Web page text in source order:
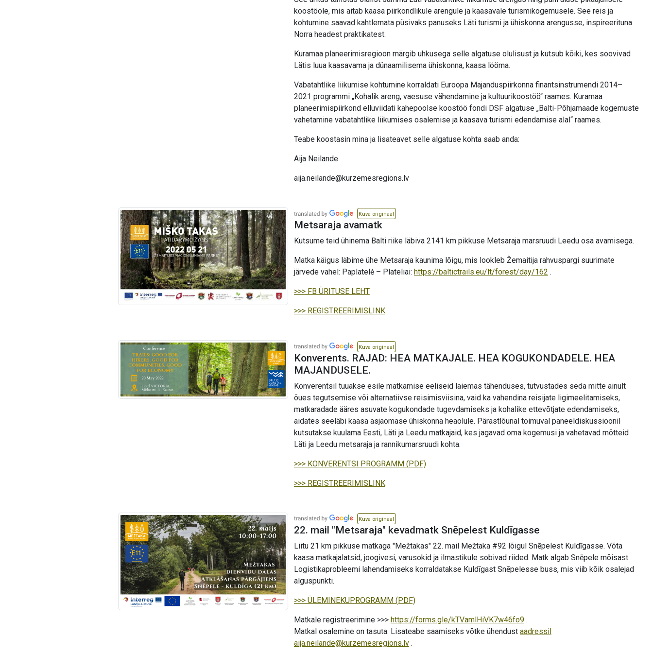
un saņēmām ne pārāk iepriecinošu ziņu -
laipas un sauļošanās platformas vairs
nav. 😬Ko nu? Sēdāmies auto un braucām
meklēt. ✅Sākām ar Klapkalnciema
sauļošanās platforma. Tur, par laimi, viss
salīdzinoši mierīgi -platforma ir izcilāta,
bet joprojām savā vietā. Tik vien darba,
Klapkalnciema pavērāmies Ragaciema
virzienā un tālumā pamanījām kaut ko
līdzīgu mūsu Apšuciema labiekārtojuma
konstrukcijām. Devāmies tuvāk, un
patiesi - atradām pusi no sauļošanās
te nu mūsu veiksme turpinājās - tālumā
tuvojas prāvs Jūrtakas gājēju pulciņš.
pa ceļam nav redzējuši mūsu laipas
manīts, un uzzinājām arī to, ka šodien viņi
ceļu mērojuši no Ragaciema. Tātad
mums bija skaidrs - šajā virzienā doties
tālāk nav vērts, jo krasta posms jau ir
apsekots. Tālāk devāmies Apšuciema
virzienā un vienu pēc otras atradām arī
pārējās laipas daļas un iztrūkstošo
sauļošanās platformas pusi. Tā,
aizsoļojot līdz Apšuciemam, bijām
atraduši abas sauļošanās platformas
daļas un 8 no 10 laipas posmiem. ✅ 🫶🏻
Jūra tomēr šodien bijusi mums vēlīga.
un arī visiem pārējiem pludmales
apmeklētājiem, kuri to jau bija paspējuši
iemīļot. Pievienojam vietas, kur pašlaik
atrodas atrastās labiekārtojuma daļas -
https://ej.uz/apsuciema_laipa ‼️Lūdzam
tās saudzēt un nepārvietot, līdz varēsim
tās aizvest un uzstādīt atpakaļ
Apšuciema pludmalē. Un, ja nu redzat, ka
jūrā vēl viļņojas atlikušās 2 laipas daļas,
lūdzu, velciet tās krastā un ziņojiet
mums, kur tās atrastas, lai varam tās
atgūt. 🙏 Kā arī aicinām pieteikties, ja
laipu nogādāt atpakaļ un atkal uzstādīt
koostööle, mis aitab kaasa piirkondlikule arengule ja kaasavale turismikogemusele. See reis ja
kohtumine saavad kahtlemata püsivaks panuseks Läti turismi ja ühiskonna arengusse, inspireerituna
Norra headest praktikatest.
Kuramaa planeerimisregioon märgib uhkusega selle algatuse olulisust ja kutsub kõiki, kes soovivad
Lätis luua kaasavama ja dünaamilisema ühiskonna, kaasa lööma.
Vabatahtlike liikumise kohtumine korraldati Euroopa Majanduspiirkonna finantsinstrumendi 2014–
2021 programmi „Kohalik areng, vaesuse vähendamine ja kultuurikoostöö“ raames. Kuramaa
planeerimispiirkond elluviidati kahepoolse koostöö fondi DSF algatuse „Balti-Põhjamaade kogemuste
vahetamine vabatahtlike liikumises osalemise ja kaasava turismi edendamise alal“ raames.
Teabe koostasin mina ja lisateavet selle algatuse kohta saab anda:
Aija Neilande
aija.neilande@kurzemesregions.lv
Kuva originaal
Metsaraja avamatk
Kutsume teid ühinema Balti riike läbiva 2141 km pikkuse Metsaraja marsruudi Leedu osa avamisega.
Matka käigus läbime ühe Metsaraja kaunima lõigu, mis lookleb Žemaitija rahvuspargi suurimate
järvede vahel: Paplatelė – Plateliai: https://baltictrails.eu/lt/forest/day/162 .
>>> FB ÜRITUSE LEHT
>>> REGISTREERIMISLINK
Kuva originaal
Konverents. RAJAD: HEA MATKAJALE. HEA KOGUKONDADELE. HEA
MAJANDUSELE.
Konverentsil tuuakse esile matkamise eeliseid laiemas tähenduses, tutvustades seda mitte ainult
õues tegutsemise või alternatiivse reisimisviisina, vaid ka vahendina reisijate ligimeelitamiseks,
matkaradade ääres asuvate kogukondade tugevdamiseks ja kohalike ettevõtjate edendamiseks,
aidates seeläbi kaasa asjaomase ühiskonna heaolule. Pärastlõunal toimuval paneeldiskussioonil
kutsutakse kuulama Eesti, Läti ja Leedu matkajaid, kes jagavad oma kogemusi ja vahetavad mõtteid
Läti ja Leedu metsaraja ja rannikumarsruudi kohta.
>>> KONVERENTSI PROGRAMM (PDF)
>>> REGISTREERIMISLINK
Kuva originaal
22. mail "Metsaraja" kevadmatk Snēpelest Kuldīgasse
Liitu 21 km pikkuse matkaga "Mežtakas" 22. mail Mežtaka #92 lõigul Snēpelest Kuldīgasse. Võta
kaasa matkajalatsid, joogivesi, varusokid ja ilmastikule sobivad riided. Matk algab Snēpele mõisast.
Logistikaprobleemi lahendamiseks korraldatakse Kuldīgast Snēpelesse buss, mis viib kõik osalejad
alguspunkti.
>>> ÜLEMINEKUPROGRAMM (PDF)
Matkale registreerimine >>> https://forms.gle/kTVamlHiVK7w46fo9.
Matkal osalemine on tasuta. Lisateabe saamiseks võtke ühendust aadressil
aija.neilande@kurzemesregions.lv.